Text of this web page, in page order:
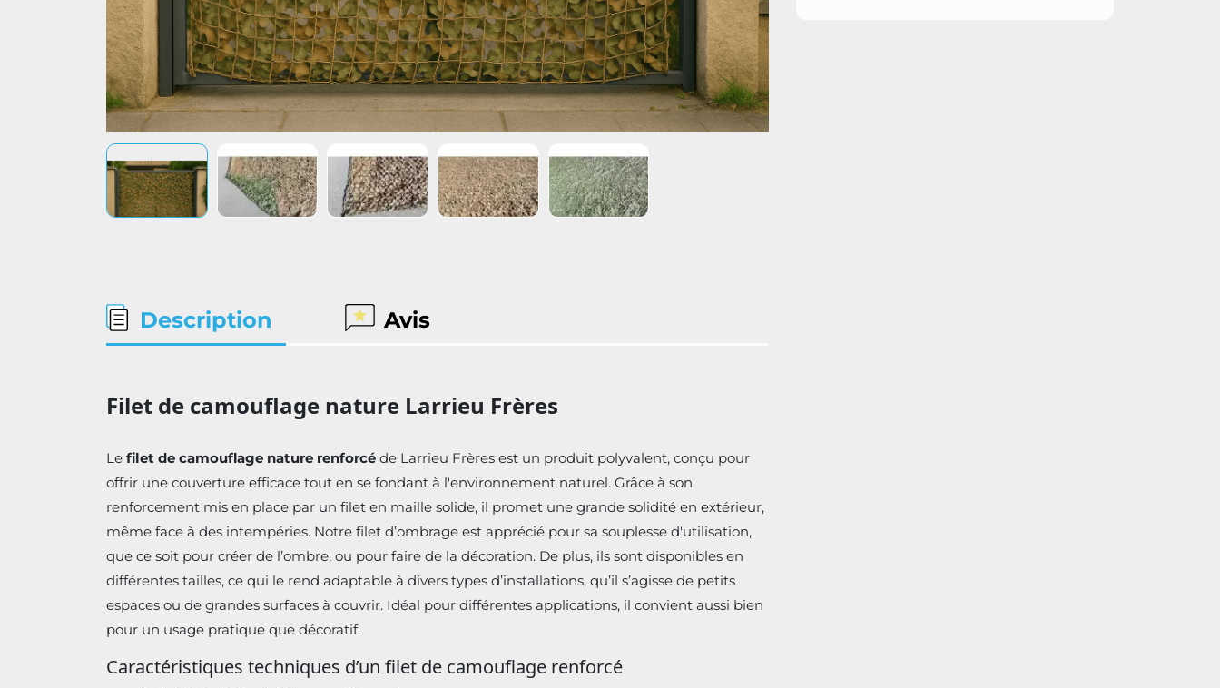
Description Avis
Filet de camouflage nature Larrieu Frères
Le filet de camouflage nature renforcé de Larrieu Frères est un produit polyvalent, conçu pour
offrir une couverture efficace tout en se fondant à l'environnement naturel. Grâce à son
renforcement mis en place par un filet en maille solide, il promet une grande solidité en extérieur,
même face à des intempéries. Notre filet d’ombrage est apprécié pour sa souplesse d'utilisation,
que ce soit pour créer de l’ombre, ou pour faire de la décoration. De plus, ils sont disponibles en
différentes tailles, ce qui le rend adaptable à divers types d’installations, qu’il s’agisse de petits
espaces ou de grandes surfaces à couvrir. Idéal pour différentes applications, il convient aussi bien
pour un usage pratique que décoratif.
Caractéristiques techniques d’un filet de camouflage renforcé